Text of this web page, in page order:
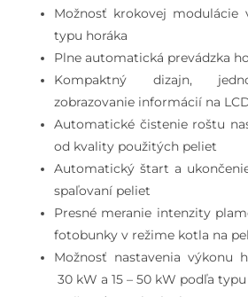
Možnosť krokovej modulácie
typu horáka
Plne automatická prevádzka
Kompaktný dizajn,
zobrazovanie informácií na
Automatické čistenie roštu
od kvality použitých peliet
Automatický štart a
spaľovaní peliet
Presné meranie intenzity
fotobunky v režime kotla na
Možnosť nastavenia výkonu
30 kW a 15 – 50 kW podľa